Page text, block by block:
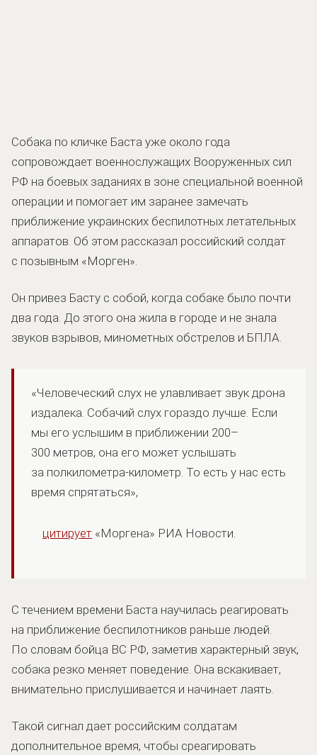
Собака по кличке Баста уже около года
сопровождает военнослужащих Вооруженных сил
РФ на боевых заданиях в зоне специальной военной
операции и помогает им заранее замечать
приближение украинских беспилотных летательных
аппаратов. Об этом рассказал российский солдат
с позывным «Морген».
Он привез Басту с собой, когда собаке было почти
два года. До этого она жила в городе и не знала
звуков взрывов, минометных обстрелов и БПЛА.
«Человеческий слух не улавливает звук дрона
издалека. Собачий слух гораздо лучше. Если
мы его услышим в приближении 200–
300 метров, она его может услышать
за полкилометра-километр. То есть у нас есть
время спрятаться»,
цитирует «Моргена» РИА Новости.
С течением времени Баста научилась реагировать
на приближение беспилотников раньше людей.
По словам бойца ВС РФ, заметив характерный звук,
собака резко меняет поведение. Она вскакивает,
внимательно прислушивается и начинает лаять.
Такой сигнал дает российским солдатам
дополнительное время, чтобы среагировать